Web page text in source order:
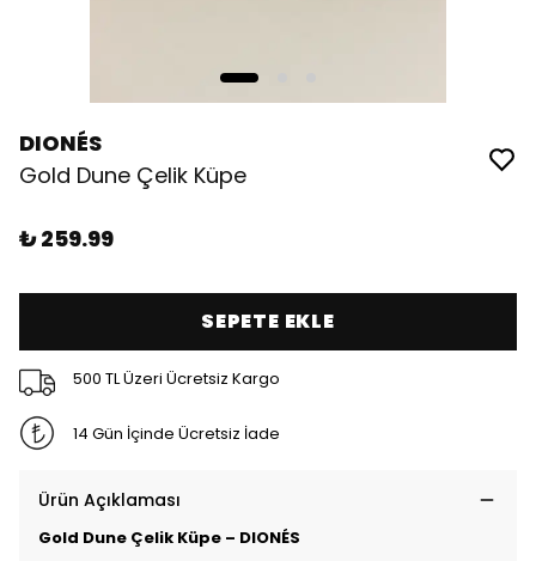
DIONÉS
Gold Dune Çelik Küpe
₺ 259.99
SEPETE EKLE
500 TL Üzeri Ücretsiz Kargo
14 Gün İçinde Ücretsiz İade
Ürün Açıklaması
Gold Dune Çelik Küpe – DIONÉS